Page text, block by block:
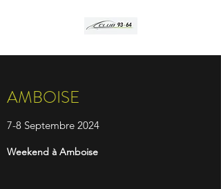
AMBOISE
7-8 Septembre 2024
Weekend à Amboise